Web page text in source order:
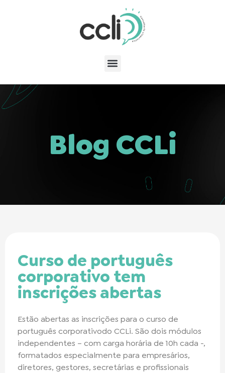
Blog CCLi
Curso de português
corporativo tem
inscrições abertas
Estão abertas as inscrições para o curso de
português corporativodo CCLi. São dois módulos
independentes – com carga horária de 10h cada -,
formatados especialmente para empresários,
diretores, gestores, secretárias e profissionais